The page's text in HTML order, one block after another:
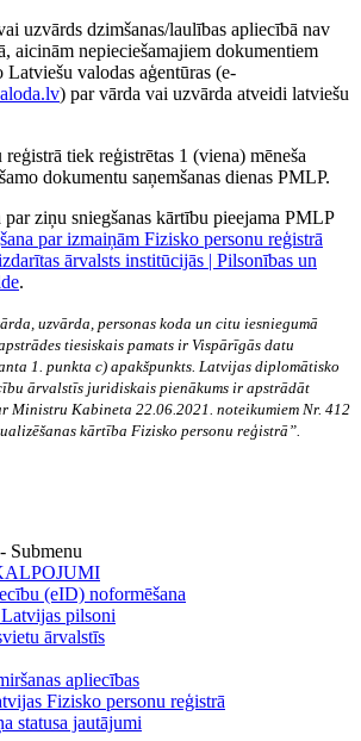
uzvārds dzimšanas/laulības apliecībā nav
aicinām nepieciešamajiem dokumentiem
valodas aģentūras (e-
) par vārda vai uzvārda atveidi latviešu
tiek reģistrētas 1 (viena) mēneša
dokumentu saņemšanas dienas PMLP.
ziņu sniegšanas kārtību pieejama PMLP
par izmaiņām Fizisko personu reģistrā
ārvalsts institūcijās | Pilsonības un
.
uzvārda, personas koda un citu iesniegumā
tiesiskais pamats ir Vispārīgās datu
1. punkta c) apakšpunkts. Latvijas diplomātisko
ārvalstīs juridiskais pienākums ir apstrādāt
Ministru Kabineta 22.06.2021. noteikumiem Nr. 412
kārtība Fizisko personu reģistrā”.
Submenu
(eID) noformēšana
pilsoni
ārvalstīs
apliecības
Fizisko personu reģistrā
statusa jautājumi